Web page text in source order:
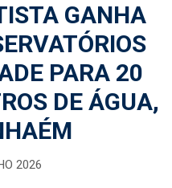
GANHA
PARA 20
DE ÁGUA,
2026